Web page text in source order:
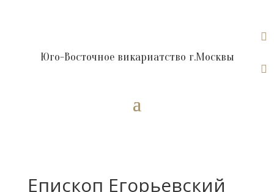


Юго-Восточное викариатство г.Москвы
Епископ Егорьевский